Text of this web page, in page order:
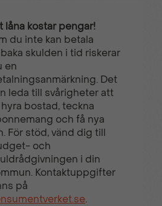
Visiopark 180°
Backkamera
låna kostar pengar!
du inte kan betala
skulden i tid riskerar
en
Det
leda till svårigheter att
bostad, teckna
och få nya
För stöd, vänd dig till
och
i din
Kontaktuppgifter
på
.